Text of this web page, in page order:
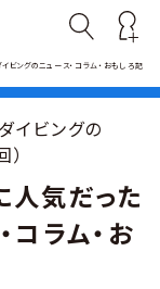
ビングのニュース・コラム・おもしろ記
イビングの
人気だった
コラム・お